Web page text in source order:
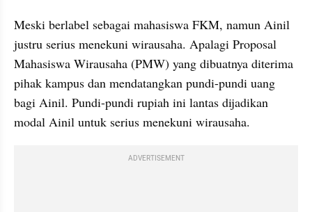
Meski berlabel sebagai mahasiswa FKM, namun Ainil
justru serius menekuni wirausaha. Apalagi Proposal
Mahasiswa Wirausaha (PMW) yang dibuatnya diterima
pihak kampus dan mendatangkan pundi-pundi uang
bagi Ainil. Pundi-pundi rupiah ini lantas dijadikan
modal Ainil untuk serius menekuni wirausaha.
ADVERTISEMENT